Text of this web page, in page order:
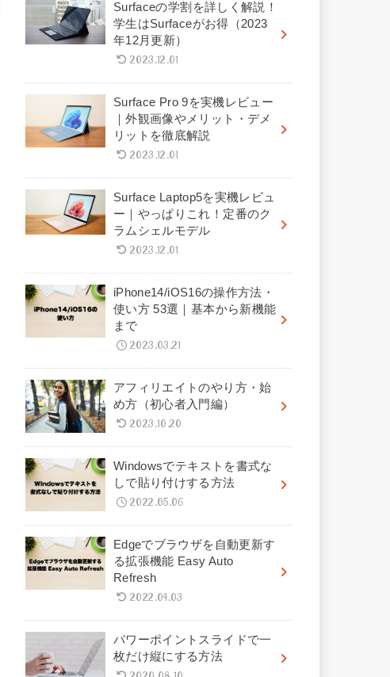
Surfaceの学割を詳しく解説！
学生はSurfaceがお得（2023
年12月更新）
2023.12.01
Surface Pro 9を実機レビュー
｜外観画像やメリット・デメ
リットを徹底解説
2023.12.01
Surface Laptop5を実機レビュ
ー｜やっぱりこれ！定番のク
ラムシェルモデル
2023.12.01
iPhone14/iOS16の操作方法・
使い方 53選｜基本から新機能
まで
2023.03.21
アフィリエイトのやり方・始
め方（初心者入門編）
2023.10.20
Windowsでテキストを書式な
しで貼り付けする方法
2022.05.06
Edgeでブラウザを自動更新す
る拡張機能 Easy Auto
Refresh
2022.04.03
パワーポイントスライドで一
枚だけ縦にする方法